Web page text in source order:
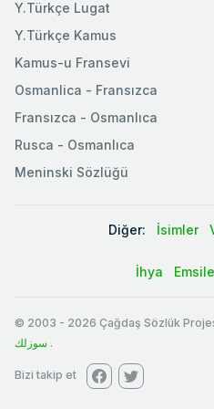
Y.Türkçe Lugat
Y.Türkçe Kamus
Kamus-u Fransevi
Osmanlica - Fransızca
Fransızca - Osmanlıca
Rusca - Osmanlıca
Meninski Sözlüğü
Diğer: İsimler
İhya Emsile
© 2003 - 2026 Çağdaş Sözlük
سوزلك .
Bizi takip et